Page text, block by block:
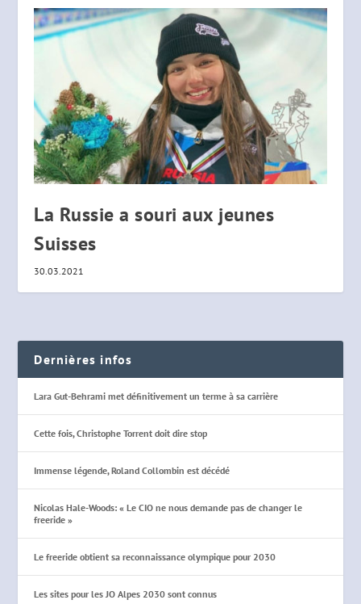
La Russie a souri aux jeunes
Suisses
30.03.2021
Dernières infos
Lara Gut-Behrami met définitivement un terme à sa carrière
Cette fois, Christophe Torrent doit dire stop
Immense légende, Roland Collombin est décédé
Nicolas Hale-Woods: « Le CIO ne nous demande pas de changer le
freeride »
Le freeride obtient sa reconnaissance olympique pour 2030
Les sites pour les JO Alpes 2030 sont connus